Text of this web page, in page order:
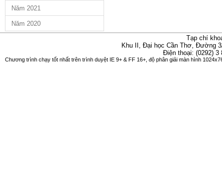
Năm 2021
Năm 2020
Tạp chí
Khu II, Đại học Cần Thơ, Đường
Điện thoại: (0292)
Chương trình chạy tốt nhất trên trình duyệt IE 9+ & FF 16+, độ phân giải màn hình